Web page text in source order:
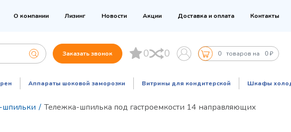
О компании Лизинг Новости Акции Доставка и оплата Контакты
Заказать звонок 0 0 0 товаров на 0 ₽
Аппараты шоковой заморозки Витрины для кондитерской Шкафы
/ Тележка-шпилька под гастроемкости 14 направляющих